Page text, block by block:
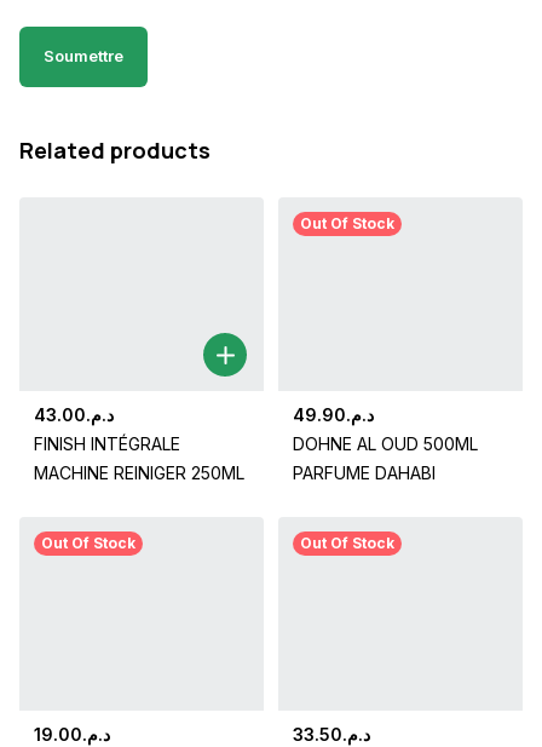
Related products
د.م.43.00
FINISH INTÉGRALE
MACHINE REINIGER 250ML
Out Of Stock
د.م.49.90
DOHNE AL OUD 500ML
PARFUME DAHABI
Out Of Stock
د.م.19.00
Out Of Stock
د.م.33.50